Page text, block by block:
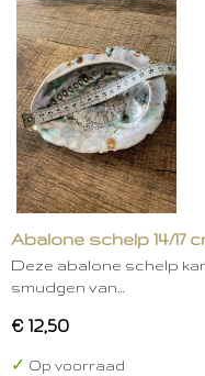
Abalone schelp 14/17
Deze abalone schelp
smudgen van…
€ 12,50
✓ Op voorraad